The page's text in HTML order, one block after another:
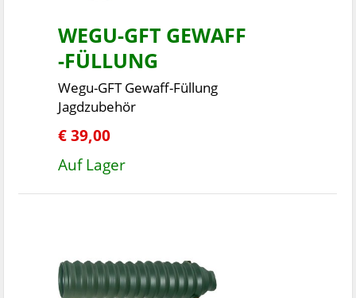
WEGU-GFT GEWAFF
-FÜLLUNG
Wegu-GFT Gewaff-Füllung
Jagdzubehör
€ 39,00
Auf Lager